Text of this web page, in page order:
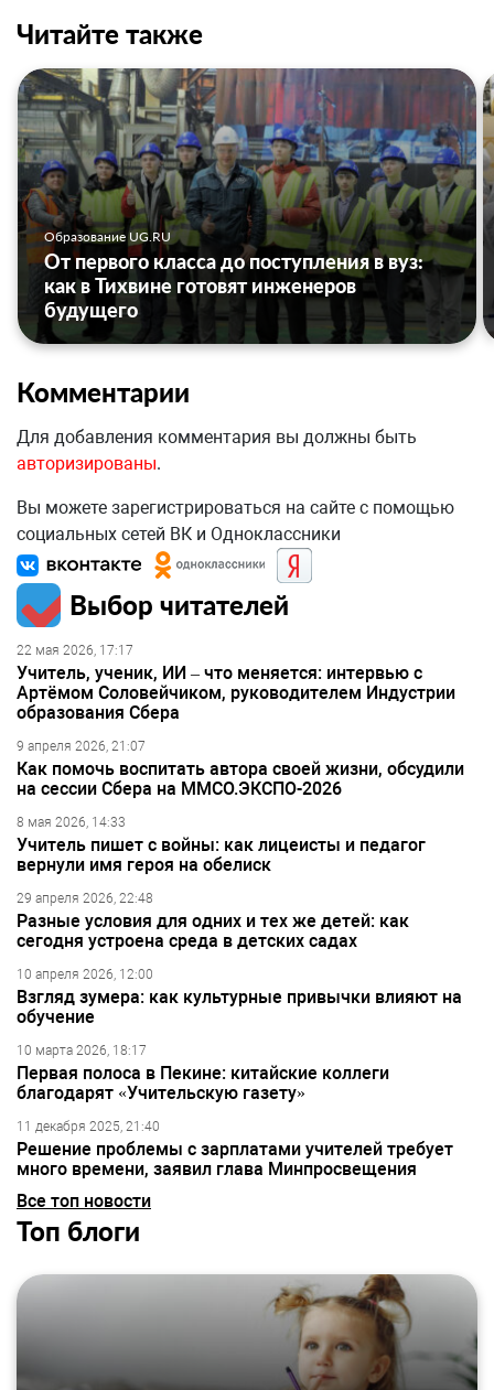
Читайте также
Образование UG.RU
От первого класса до поступления в вуз:
как в Тихвине готовят инженеров
будущего
Комментарии
Для добавления комментария вы должны быть
авторизированы.
Вы можете зарегистрироваться на сайте с помощью
социальных сетей ВК и Одноклассники
Выбор читателей
22 мая 2026, 17:17
Учитель, ученик, ИИ – что меняется: интервью с
Артёмом Соловейчиком, руководителем Индустрии
образования Сбера
9 апреля 2026, 21:07
Как помочь воспитать автора своей жизни, обсудили
на сессии Сбера на ММСО.ЭКСПО-2026
8 мая 2026, 14:33
Учитель пишет с войны: как лицеисты и педагог
вернули имя героя на обелиск
29 апреля 2026, 22:48
Разные условия для одних и тех же детей: как
сегодня устроена среда в детских садах
10 апреля 2026, 12:00
Взгляд зумера: как культурные привычки влияют на
обучение
10 марта 2026, 18:17
Первая полоса в Пекине: китайские коллеги
благодарят «Учительскую газету»
11 декабря 2025, 21:40
Решение проблемы с зарплатами учителей требует
много времени, заявил глава Минпросвещения
Все топ новости
Топ блоги